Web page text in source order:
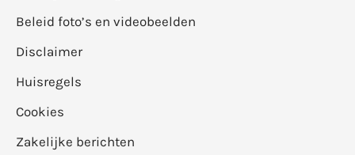
Beleid foto’s en videobeelden
Disclaimer
Huisregels
Cookies
Zakelijke berichten